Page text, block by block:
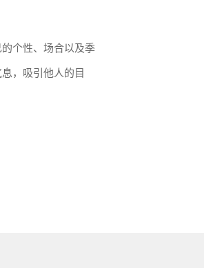
个性、场合以及季
，吸引他人的目